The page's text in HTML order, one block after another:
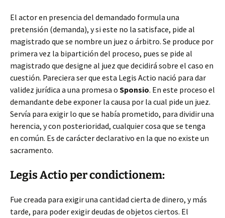
El actor en presencia del demandado formula una
pretensión (demanda), y si este no la satisface, pide al
magistrado que se nombre un juez o árbitro. Se produce por
primera vez la bipartición del proceso, pues se pide al
magistrado que designe al juez que decidirá sobre el caso en
cuestión. Pareciera ser que esta Legis Actio nació para dar
validez jurídica a una promesa o Sponsio. En este proceso el
demandante debe exponer la causa por la cual pide un juez.
Servía para exigir lo que se había prometido, para dividir una
herencia, y con posterioridad, cualquier cosa que se tenga
en común. Es de carácter declarativo en la que no existe un
sacramento.
Legis Actio per condictionem:
Fue creada para exigir una cantidad cierta de dinero, y más
tarde, para poder exigir deudas de objetos ciertos. El